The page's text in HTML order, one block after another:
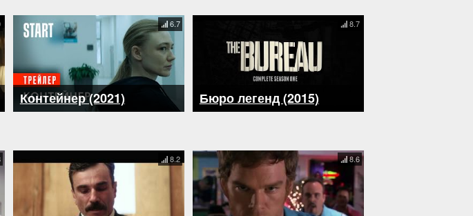
Контейнер (2021)
6.7
Бюро легенд (2015)
8.7
8.2 8.6